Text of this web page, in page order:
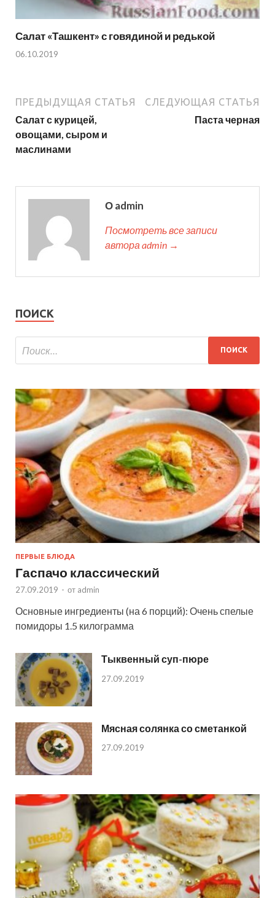
Салат «Ташкент» с говядиной и редькой
06.10.2019
ПРЕДЫДУЩАЯ СТАТЬЯ
Салат с курицей,
овощами, сыром и
маслинами
СЛЕДУЮЩАЯ СТАТЬЯ
Паста черная
О admin
Посмотреть все записи
автора admin →
ПОИСК
ПЕРВЫЕ БЛЮДА
Гаспачо классический
27.09.2019 - от admin
Основные ингредиенты (на 6 порций): Очень спелые
помидоры 1.5 килограмма
Тыквенный суп-пюре
27.09.2019
Мясная солянка со сметанкой
27.09.2019